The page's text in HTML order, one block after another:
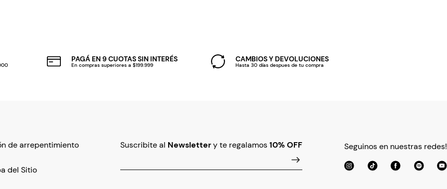
PAGÁ EN 9 CUOTAS SIN INTERÉS
En compras superiores a $199.999
CAMBIOS Y DEVOLUCIONES
Hasta 30 días despues de tu compra
de arrepentimiento
del Sitio
Suscribite al Newslettery te regalamos10% OFF Seguinos en nuestras redes!